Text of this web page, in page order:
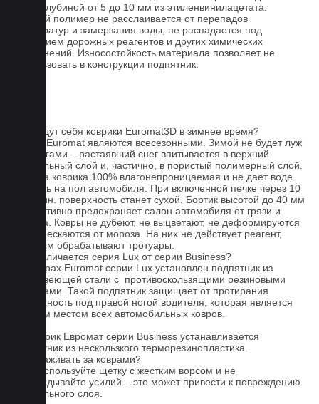
сетки глубиной от 5 до 10 мм из этиленвинилацетата.
Данный полимер не расслаивается от перепадов
температур и замерзания воды, не распадается под
действием дорожных реагентов и других химических
загрязнений. Износостойкость материала позволяет не
использовать в конструкции подпятник.
Как ведут себя коврики Euromat3D в зимнее время?
Ковры Euromat являются всесезонными. Зимой не будет луж
под ногами – растаявший снег впитывается в верхний
текстильный слой и, частично, в пористый полимерный слой.
Основа коврика 100% влагонепроницаемая и не дает воде
попасть на пол автомобиля. При включенной печке через 10
- 15 мин. поверхность станет сухой. Бортик высотой до 40 мм
эффективно предохраняет салон автомобиля от грязи и
мусора. Ковры не дубеют, не выцветают, не деформируются
и не трескаются от мороза. На них не действует реагент,
которым обрабатывают тротуары.
Чем отличается серия Lux от серии Business?
На коврах Euromat серии Lux установлен подпятник из
нержавеющей стали с противоскользящими резиновыми
вставками. Такой подпятник защищает от протирания
поверхность под правой ногой водителя, которая является
слабым местом всех автомобильных ковров.
На коврик Евромат серии Business устанавливается
подпятник из нескользкого терморезинопластика.
Как ухаживать за коврами?
1.Не используйте щетку с жестким ворсом и не
прикладывайте усилий – это может привести к повреждению
текстильного слоя.